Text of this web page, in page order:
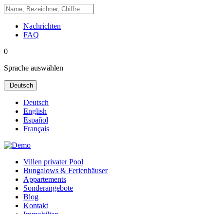
Nachrichten
FAQ
0
Sprache auswählen
Deutsch
Deutsch
English
Español
Français
Villen privater Pool
Bungalows & Ferienhäuser
Appartements
Sonderangebote
Blog
Kontakt